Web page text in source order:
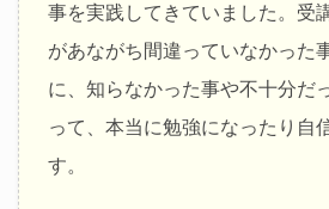
事を実践してきていました。受
があながち間違っていなかった
に、知らなかった事や不十分だ
って、本当に勉強になったり自
す。